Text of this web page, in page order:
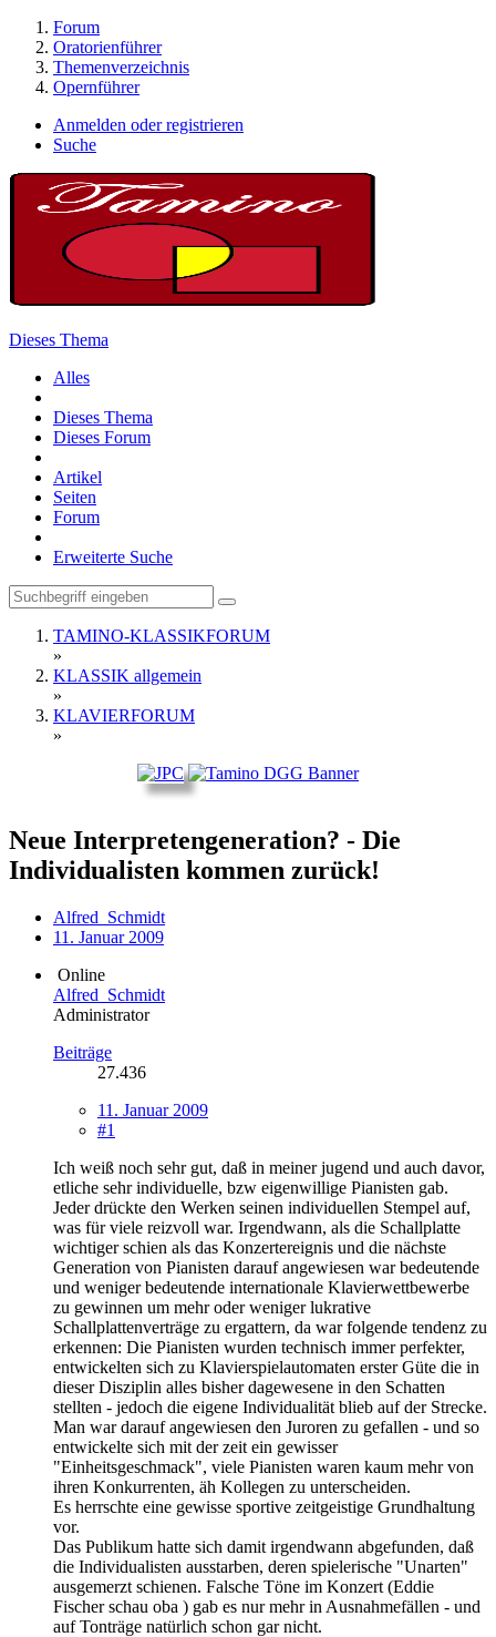
Forum
Oratorienführer
Themenverzeichnis
Opernführer
Anmelden oder registrieren
Suche
Dieses Thema
Alles
Dieses Thema
Dieses Forum
Artikel
Seiten
Forum
Erweiterte Suche
TAMINO-KLASSIKFORUM
»
KLASSIK allgemein
»
KLAVIERFORUM
»
Neue Interpretengeneration? - Die
Individualisten kommen zurück!
Alfred_Schmidt
11. Januar 2009
Online
Alfred_Schmidt
Administrator
Beiträge
27.436
11. Januar 2009
#1
Ich weiß noch sehr gut, daß in meiner jugend und auch davor,
etliche sehr individuelle, bzw eigenwillige Pianisten gab.
Jeder drückte den Werken seinen individuellen Stempel auf,
was für viele reizvoll war. Irgendwann, als die Schallplatte
wichtiger schien als das Konzertereignis und die nächste
Generation von Pianisten darauf angewiesen war bedeutende
und weniger bedeutende internationale Klavierwettbewerbe
zu gewinnen um mehr oder weniger lukrative
Schallplattenverträge zu ergattern, da war folgende tendenz zu
erkennen: Die Pianisten wurden technisch immer perfekter,
entwickelten sich zu Klavierspielautomaten erster Güte die in
dieser Disziplin alles bisher dagewesene in den Schatten
stellten - jedoch die eigene Individualität blieb auf der Strecke.
Man war darauf angewiesen den Juroren zu gefallen - und so
entwickelte sich mit der zeit ein gewisser
"Einheitsgeschmack", viele Pianisten waren kaum mehr von
ihren Konkurrenten, äh Kollegen zu unterscheiden.
Es herrschte eine gewisse sportive zeitgeistige Grundhaltung
vor.
Das Publikum hatte sich damit irgendwann abgefunden, daß
die Individualisten ausstarben, deren spielerische "Unarten"
ausgemerzt schienen. Falsche Töne im Konzert (Eddie
Fischer schau oba ) gab es nur mehr in Ausnahmefällen - und
auf Tonträge natürlich schon gar nicht.